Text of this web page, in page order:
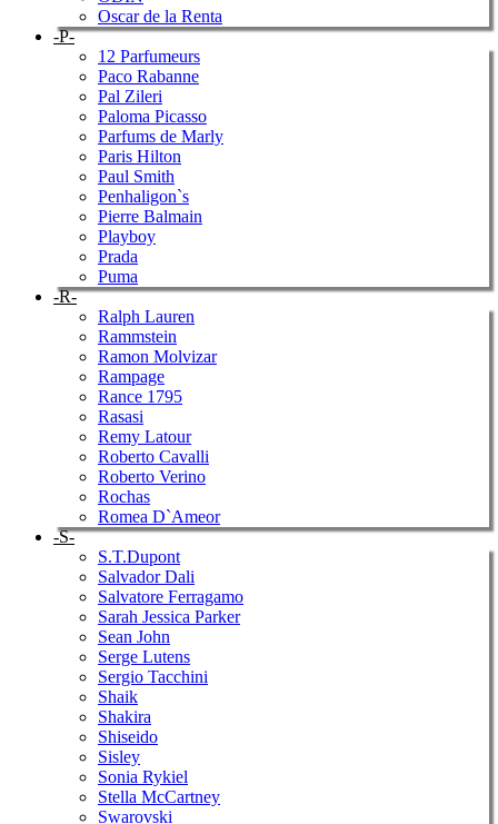
Oscar de la Renta
-P-
12 Parfumeurs
Paco Rabanne
Pal Zileri
Paloma Picasso
Parfums de Marly
Paris Hilton
Paul Smith
Penhaligon`s
Pierre Balmain
Playboy
Prada
Puma
-R-
Ralph Lauren
Rammstein
Ramon Molvizar
Rampage
Rance 1795
Rasasi
Remy Latour
Roberto Cavalli
Roberto Verino
Rochas
Romea D`Ameor
-S-
S.T.Dupont
Salvador Dali
Salvatore Ferragamo
Sarah Jessica Parker
Sean John
Serge Lutens
Sergio Tacchini
Shaik
Shakira
Shiseido
Sisley
Sonia Rykiel
Stella McCartney
Swarovski